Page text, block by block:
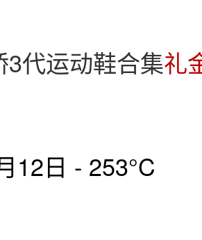
3代运动鞋合集礼
12日 - 253°C